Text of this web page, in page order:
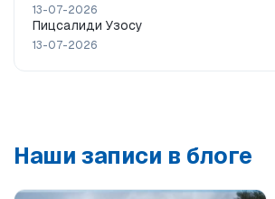
13-07-2026
Пицсалиди Узосу
13-07-2026
Наши записи в блоге